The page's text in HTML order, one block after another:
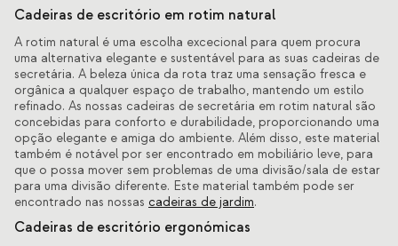
Cadeiras de escritório em rotim natural
A rotim natural é uma escolha excecional para quem procura
uma alternativa elegante e sustentável para as suas cadeiras de
secretária. A beleza única da rota traz uma sensação fresca e
orgânica a qualquer espaço de trabalho, mantendo um estilo
refinado. As nossas cadeiras de secretária em rotim natural são
concebidas para conforto e durabilidade, proporcionando uma
opção elegante e amiga do ambiente. Além disso, este material
também é notável por ser encontrado em mobiliário leve, para
que o possa mover sem problemas de uma divisão/sala de estar
para uma divisão diferente. Este material também pode ser
encontrado nas nossas cadeiras de jardim.
Cadeiras de escritório ergonómicas